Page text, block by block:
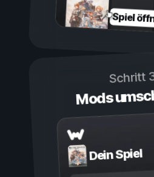
Spiel
Schritt
Mods
Dein Spiel